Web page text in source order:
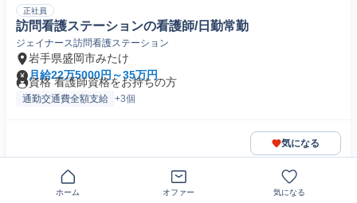
正社員
訪問看護ステーションの看護師/日勤常勤
ジェイナース訪問看護ステーション
岩手県盛岡市みたけ
月給22万5000円～35万円
資格 看護師資格をお持ちの方
通勤交通費全額支給 +3個
気になる
この企業の類似求人を見る
ホーム オファー 気になる